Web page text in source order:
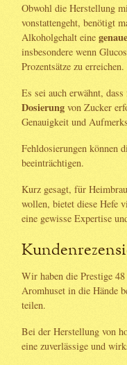
Obwohl die Herstellung
vonstattengeht, benötigt
Alkoholgehalt eine
insbesondere wenn
Prozentsätze zu erreichen.
Es sei auch erwähnt,
Dosierung von Zucker
Genauigkeit und
Fehldosierungen können
beeinträchtigen.
Kurz gesagt, für
wollen, bietet diese Hefe
eine gewisse Expertise
Wir haben die Prestige
Aromhuset in die Hände
teilen.
Bei der Herstellung von
eine zuverlässige und